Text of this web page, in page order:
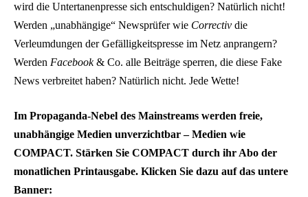
wird die Untertanenpresse sich entschuldigen? Natürlich nicht!
Werden „unabhängige“ Newsprüfer wie Correctiv die
Verleumdungen der Gefälligkeitspresse im Netz anprangern?
Werden Facebook& Co. alle Beiträge sperren, die diese Fake
News verbreitet haben? Natürlich nicht. Jede Wette!
Im Propaganda-Nebel des Mainstreams werden freie,
unabhängige Medien unverzichtbar – Medien wie
COMPACT. Stärken Sie COMPACT durch ihr Abo der
monatlichen Printausgabe. Klicken Sie dazu auf das untere
Banner: